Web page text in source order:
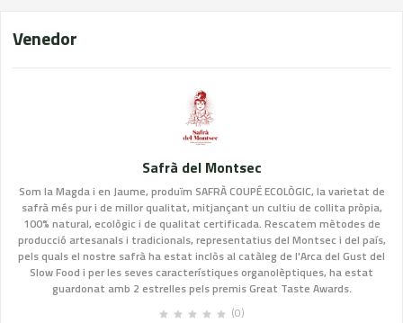
Venedor
Safrà del Montsec
Som la Magda i en Jaume, produïm SAFRÀ COUPÉ ECOLÒGIC, la varietat de
safrà més pur i de millor qualitat, mitjançant un cultiu de collita pròpia,
100% natural, ecològic i de qualitat certificada. Rescatem mètodes de
producció artesanals i tradicionals, representatius del Montsec i del país,
pels quals el nostre safrà ha estat inclòs al catàleg de l'Arca del Gust del
Slow Food i per les seves característiques organolèptiques, ha estat
guardonat amb 2 estrelles pels premis Great Taste Awards.
(0)